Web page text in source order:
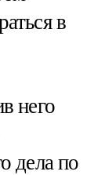
в
него
дела по